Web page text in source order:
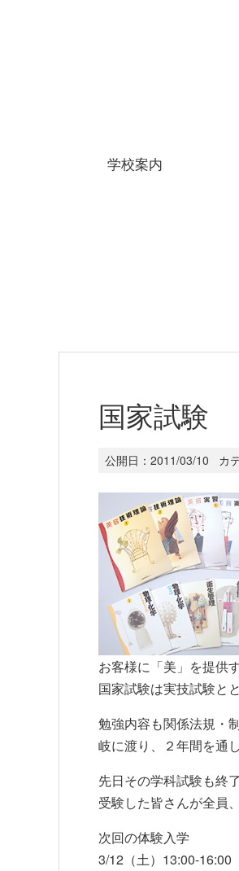
学校案内
国家試験
公開日： 2011/03/10 カ
お客様に「美」を提供
国家試験は実技試験と
勉強内容も関係法規・
岐に渡り、２年間を通
先日その学科試験も終
受験した皆さんが全員
次回の体験入学
3/12（土）13:00-16:00